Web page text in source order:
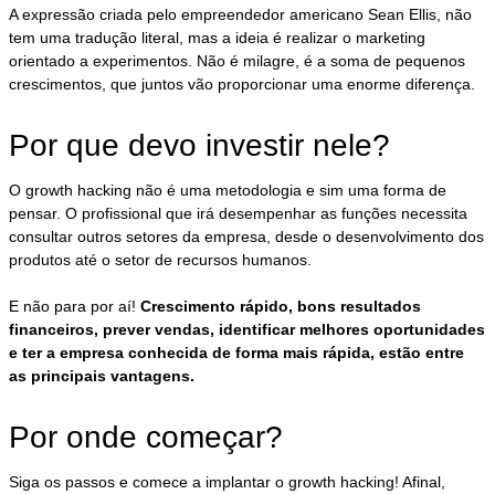
A expressão criada pelo empreendedor americano Sean Ellis, não
tem uma tradução literal, mas a ideia é realizar o marketing
orientado a experimentos. Não é milagre, é a soma de pequenos
crescimentos, que juntos vão proporcionar uma enorme diferença.
Por que devo investir nele?
O growth hacking não é uma metodologia e sim uma forma de
pensar. O profissional que irá desempenhar as funções necessita
consultar outros setores da empresa, desde o desenvolvimento dos
produtos até o setor de recursos humanos.
E não para por aí!Crescimento rápido, bons resultados
financeiros, prever vendas, identificar melhores oportunidades
e ter a empresa conhecida de forma mais rápida, estão entre
as principais vantagens.
Por onde começar?
Siga os passos e comece a implantar o growth hacking! Afinal,